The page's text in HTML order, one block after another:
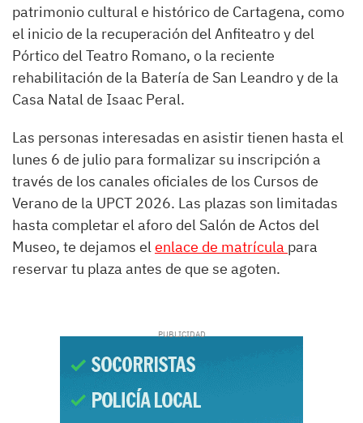
patrimonio cultural e histórico de Cartagena, como
el inicio de la recuperación del Anfiteatro y del
Pórtico del Teatro Romano, o la reciente
rehabilitación de la Batería de San Leandro y de la
Casa Natal de Isaac Peral.
Las personas interesadas en asistir tienen hasta el
lunes 6 de julio para formalizar su inscripción a
través de los canales oficiales de los Cursos de
Verano de la UPCT 2026. Las plazas son limitadas
hasta completar el aforo del Salón de Actos del
Museo, te dejamos elenlace de matrícula para
reservar tu plaza antes de que se agoten.